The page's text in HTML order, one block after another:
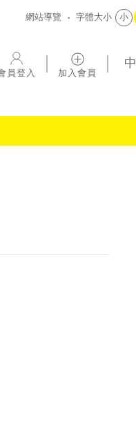
網站導覽 字體大小 小
會員登入 加入會員